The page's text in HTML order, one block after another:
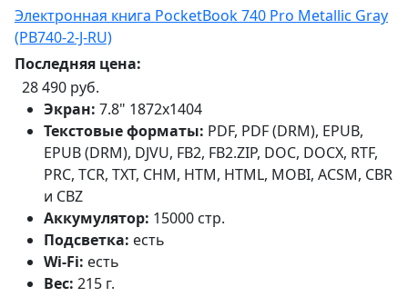
Электронная книга PocketBook 740 Pro Metallic Gray
(PB740-2-J-RU)
Последняя цена:
28 490 руб.
Экран: 7.8" 1872x1404
Текстовые форматы: PDF, PDF (DRM), EPUB,
EPUB (DRM), DJVU, FB2, FB2.ZIP, DOC, DOCX, RTF,
PRC, TCR, TXT, CHM, HTM, HTML, MOBI, ACSM, CBR
и CBZ
Аккумулятор: 15000 стр.
Подсветка: есть
Wi-Fi: есть
Вес: 215 г.